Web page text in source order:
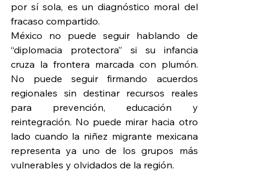
por sí sola, es un diagnóstico moral del
fracaso compartido.
México no puede seguir hablando de
“diplomacia protectora” si su infancia
cruza la frontera marcada con plumón.
No puede seguir firmando acuerdos
regionales sin destinar recursos reales
para prevención, educación y
reintegración. No puede mirar hacia otro
lado cuando la niñez migrante mexicana
representa ya uno de los grupos más
vulnerables y olvidados de la región.